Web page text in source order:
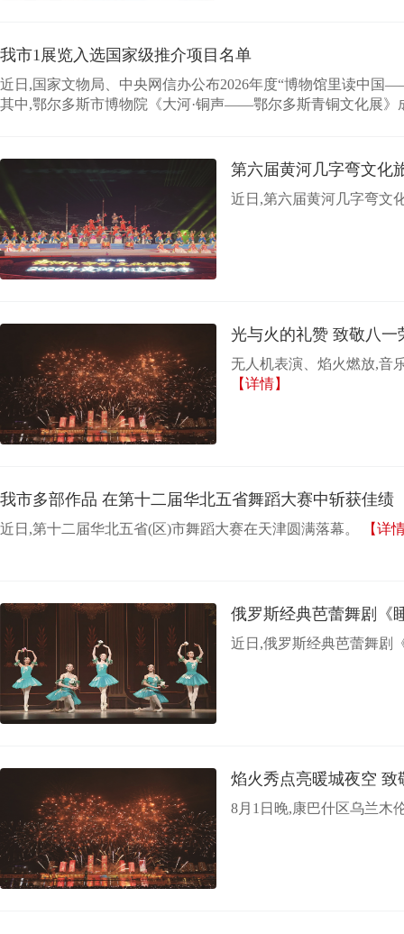
我市1展览入选国家级推介项目名单
近日,国家文物局、中央网信办公布2026年度“博物馆里读中国
其中,鄂尔多斯市博物院《大河·铜声——鄂尔多斯青铜文化展》
第六届黄河几字弯文化
近日,第六届黄河几字弯文
光与火的礼赞 致敬八一
无人机表演、焰火燃放,音
【详情】
我市多部作品 在第十二届华北五省舞蹈大赛中斩获佳绩
近日,第十二届华北五省(区)市舞蹈大赛在天津圆满落幕。 【详
俄罗斯经典芭蕾舞剧《
近日,俄罗斯经典芭蕾舞剧
焰火秀点亮暖城夜空 致
8月1日晚,康巴什区乌兰木